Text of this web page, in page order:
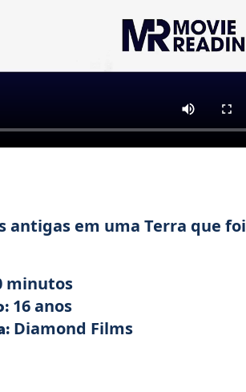
antigas em uma Terra que foi
minutos
16 anos
Diamond Films